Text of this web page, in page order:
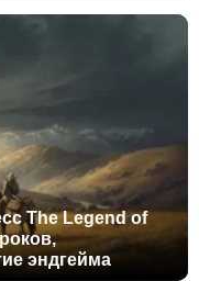
The Legend of
эндгейма